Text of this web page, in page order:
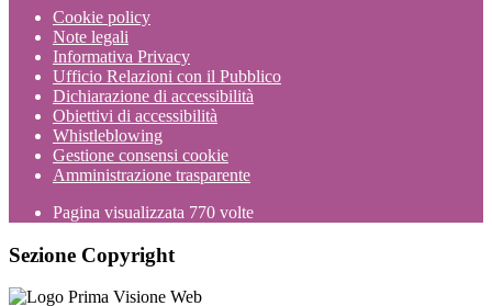
Cookie policy
Note legali
Informativa Privacy
Ufficio Relazioni con il Pubblico
Dichiarazione di accessibilità
Obiettivi di accessibilità
Whistleblowing
Gestione consensi cookie
Amministrazione trasparente
Pagina visualizzata 770 volte
Sezione Copyright